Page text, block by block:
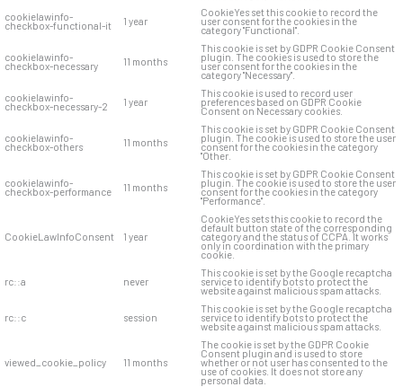
cookielawinfo-
checkbox-functional-it 1 year
CookieYes set this cookie to record the
user consent for the cookies in the
category "Functional".
cookielawinfo-
checkbox-necessary 11 months
This cookie is set by GDPR Cookie Consent
plugin. The cookies is used to store the
user consent for the cookies in the
category "Necessary".
cookielawinfo-
checkbox-necessary-2 1 year
This cookie is used to record user
preferences based on GDPR Cookie
Consent on Necessary cookies.
cookielawinfo-
checkbox-others 11 months
This cookie is set by GDPR Cookie Consent
plugin. The cookie is used to store the user
consent for the cookies in the category
"Other.
cookielawinfo-
checkbox-performance 11 months
This cookie is set by GDPR Cookie Consent
plugin. The cookie is used to store the user
consent for the cookies in the category
"Performance".
CookieLawInfoConsent 1 year
CookieYes sets this cookie to record the
default button state of the corresponding
category and the status of CCPA. It works
only in coordination with the primary
cookie.
rc::a never
This cookie is set by the Google recaptcha
service to identify bots to protect the
website against malicious spam attacks.
rc::c session
This cookie is set by the Google recaptcha
service to identify bots to protect the
website against malicious spam attacks.
viewed_cookie_policy 11 months
The cookie is set by the GDPR Cookie
Consent plugin and is used to store
whether or not user has consented to the
use of cookies. It does not store any
personal data.